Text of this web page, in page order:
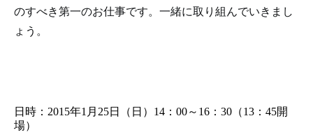
のすべき第一のお仕事です。一緒に取り組んでいきまし
ょう。
日時：2015年1月25日（日）14：00～16：30（13：45開
場）